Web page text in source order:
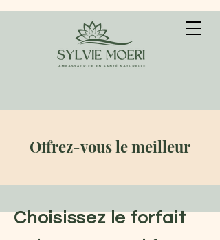
Offrez-vous le meilleur
Choisissez le forfait